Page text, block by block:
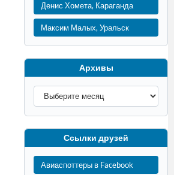
Денис Хомета, Караганда
Максим Малых, Уральск
Архивы
Ссылки друзей
Авиаспоттеры в Facebook